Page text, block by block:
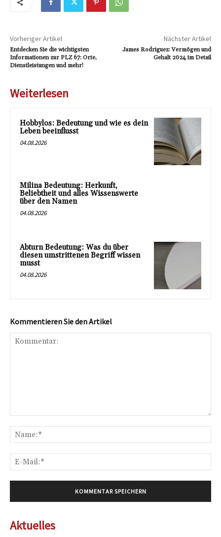
Vorheriger Artikel
Entdecken Sie die wichtigsten
Informationen zur PLZ 67: Orte,
Dienstleistungen und mehr!
Nächster Artikel
James Rodriguez: Vermögen und
Gehalt 2024 im Detail
Weiterlesen
Hobbylos: Bedeutung und wie es dein
Leben beeinflusst
04.08.2026
Milina Bedeutung: Herkunft,
Beliebtheit und alles Wissenswerte
über den Namen
04.08.2026
Abturn Bedeutung: Was du über
diesen umstrittenen Begriff wissen
musst
04.08.2026
Kommentieren Sie den Artikel
Aktuelles